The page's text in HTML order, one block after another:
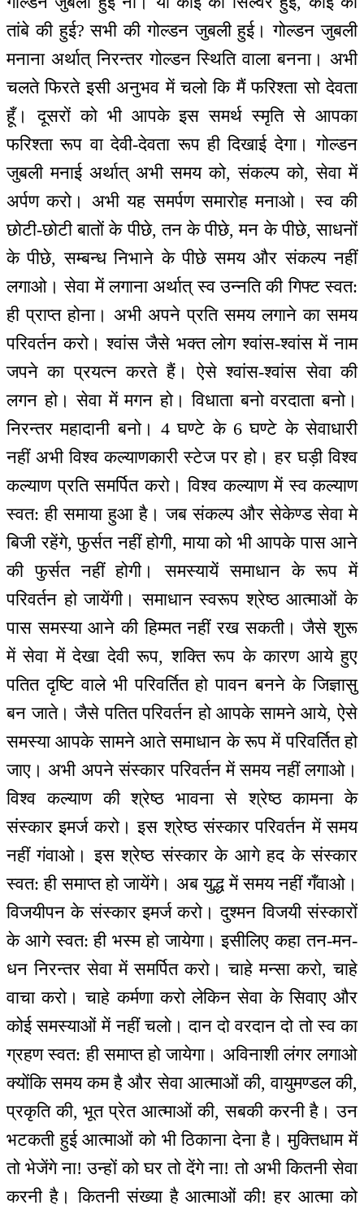
तांबे की हुई? सभी की गोल्डन जुबली हुई। गोल्डन जुबली
मनाना अर्थात् निरन्तर गोल्डन स्थिति वाला बनना। अभी
चलते फिरते इसी अनुभव में चलो कि मैं फरिश्ता सो देवता
हूँ। दूसरों को भी आपके इस समर्थ स्मृति से आपका
फरिश्ता रूप वा देवी-देवता रूप ही दिखाई देगा। गोल्डन
जुबली मनाई अर्थात् अभी समय को, संकल्प को, सेवा में
अर्पण करो। अभी यह समर्पण समारोह मनाओ। स्व की
छोटी-छोटी बातों के पीछे, तन के पीछे, मन के पीछे, साधनों
के पीछे, सम्बन्ध निभाने के पीछे समय और संकल्प नहीं
लगाओ। सेवा में लगाना अर्थात् स्व उन्नति की गिफ्ट स्वत:
ही प्राप्त होना। अभी अपने प्रति समय लगाने का समय
परिवर्तन करो। श्वांस जैसे भक्त लोग श्वांस-श्वांस में नाम
जपने का प्रयत्न करते हैं। ऐसे श्वांस-श्वांस सेवा की
लगन हो। सेवा में मगन हो। विधाता बनो वरदाता बनो।
निरन्तर महादानी बनो। 4 घण्टे के 6 घण्टे के सेवाधारी
नहीं अभी विश्व कल्याणकारी स्टेज पर हो। हर घड़ी विश्व
कल्याण प्रति समर्पित करो। विश्व कल्याण में स्व कल्याण
स्वत: ही समाया हुआ है। जब संकल्प और सेकेण्ड सेवा मे
बिजी रहेंगे, फुर्सत नहीं होगी, माया को भी आपके पास आने
की फुर्सत नहीं होगी। समस्यायें समाधान के रूप में
परिवर्तन हो जायेंगी। समाधान स्वरूप श्रेष्ठ आत्माओं के
पास समस्या आने की हिम्मत नहीं रख सकती। जैसे शुरू
में सेवा में देखा देवी रूप, शक्ति रूप के कारण आये हुए
पतित दृष्टि वाले भी परिवर्तित हो पावन बनने के जिज्ञासु
बन जाते। जैसे पतित परिवर्तन हो आपके सामने आये, ऐसे
समस्या आपके सामने आते समाधान के रूप में परिवर्तित हो
जाए। अभी अपने संस्कार परिवर्तन में समय नहीं लगाओ।
विश्व कल्याण की श्रेष्ठ भावना से श्रेष्ठ कामना के
संस्कार इमर्ज करो। इस श्रेष्ठ संस्कार परिवर्तन में समय
नहीं गंवाओ। इस श्रेष्ठ संस्कार के आगे हद के संस्कार
स्वत: ही समाप्त हो जायेंगे। अब युद्ध में समय नहीं गँवाओ।
विजयीपन के संस्कार इमर्ज करो। दुश्मन विजयी संस्कारों
के आगे स्वत: ही भस्म हो जायेगा। इसीलिए कहा तन-मन-
धन निरन्तर सेवा में समर्पित करो। चाहे मन्सा करो, चाहे
वाचा करो। चाहे कर्मणा करो लेकिन सेवा के सिवाए और
कोई समस्याओं में नहीं चलो। दान दो वरदान दो तो स्व का
ग्रहण स्वत: ही समाप्त हो जायेगा। अविनाशी लंगर लगाओ
क्योंकि समय कम है और सेवा आत्माओं की, वायुमण्डल की,
प्रकृति की, भूत प्रेत आत्माओं की, सबकी करनी है। उन
भटकती हुई आत्माओं को भी ठिकाना देना है। मुक्तिधाम में
तो भेजेंगे ना! उन्हों को घर तो देंगे ना! तो अभी कितनी सेवा
करनी है। कितनी संख्या है आत्माओं की! हर आत्मा को